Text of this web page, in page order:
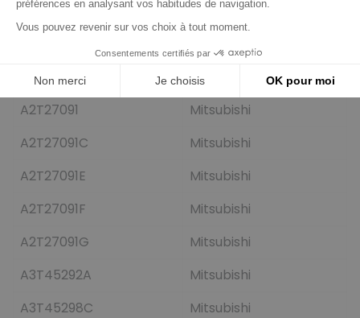
A13N95
Valeo
A2T26391G
Mitsubishi
A2T27091
Mitsubishi
A2T27091C
Mitsubishi
A2T27091E
Mitsubishi
A2T27091F
Mitsubishi
A2T27091G
Mitsubishi
A3T45292A
Mitsubishi
A3T45298C
Mitsubishi